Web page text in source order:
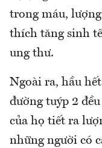
trong máu,
thích tăng sinh
ung thư.
Ngoài ra, hầu
đường tuýp 2
của họ tiết ra
những người có